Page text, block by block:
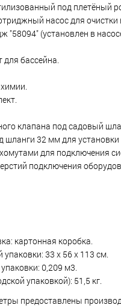
под плетёный
насос для
"58094" (установлен в
бассейна.
клапана под садовый
шланги 32 мм для установки
для подключения
подключения
картонная коробка.
33 х 56 х 113 см.
0,209 м3.
упаковкой): 51,5 кг.
предоставлены